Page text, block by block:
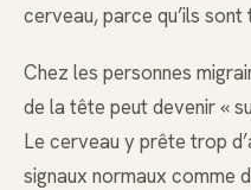
cerveau, parce qu’ils sont
Chez les personnes
de la tête peut devenir «
Le cerveau y prête trop
signaux normaux comme